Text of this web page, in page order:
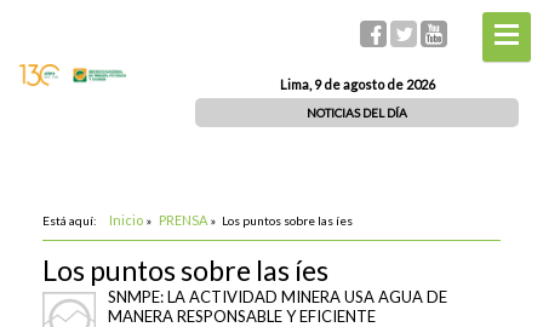
Lima, 9 de agosto de 2026
NOTICIAS DEL DÍA
Está aquí: Inicio » PRENSA » Los puntos sobre las íes
Los puntos sobre las íes
SNMPE: LA ACTIVIDAD MINERA USA AGUA DE
MANERA RESPONSABLE Y EFICIENTE